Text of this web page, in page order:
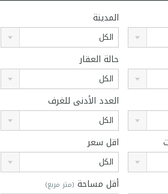
المدينة
الكل
حالة العقار
الكل
العدد الأدنى للغرف
الكل
اقل سعر
الكل
أقل مساحة(متر مربع)